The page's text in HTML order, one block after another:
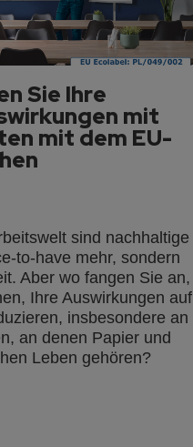
Sie Ihre
mit
mit dem EU-
sind nachhaltige
to-have mehr, sondern
Aber wo fangen Sie an,
Ihre Auswirkungen auf
insbesondere an
an denen Papier und
Leben gehören?